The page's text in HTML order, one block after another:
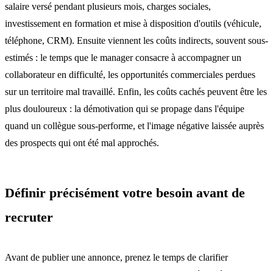
salaire versé pendant plusieurs mois, charges sociales,
investissement en formation et mise à disposition d'outils (véhicule,
téléphone, CRM). Ensuite viennent les coûts indirects, souvent sous-
estimés : le temps que le manager consacre à accompagner un
collaborateur en difficulté, les opportunités commerciales perdues
sur un territoire mal travaillé. Enfin, les coûts cachés peuvent être les
plus douloureux : la démotivation qui se propage dans l'équipe
quand un collègue sous-performe, et l'image négative laissée auprès
des prospects qui ont été mal approchés.
Définir précisément votre besoin avant de
recruter
Avant de publier une annonce, prenez le temps de clarifier